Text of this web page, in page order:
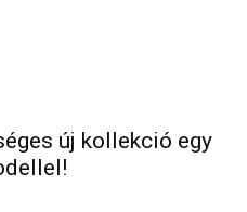
új kollekció egy